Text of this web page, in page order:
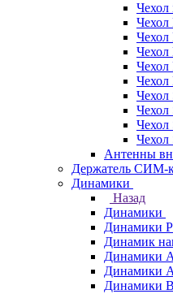
Чехол
Чехол
Чехол
Чехол
Чехол
Чехол
Чехол
Чехол
Чехол
Чехол
Антенны
Держатель СИМ-
Динамики
Назад
Динамики
Динамики
Динамик
Динамики
Динамики
Динамики